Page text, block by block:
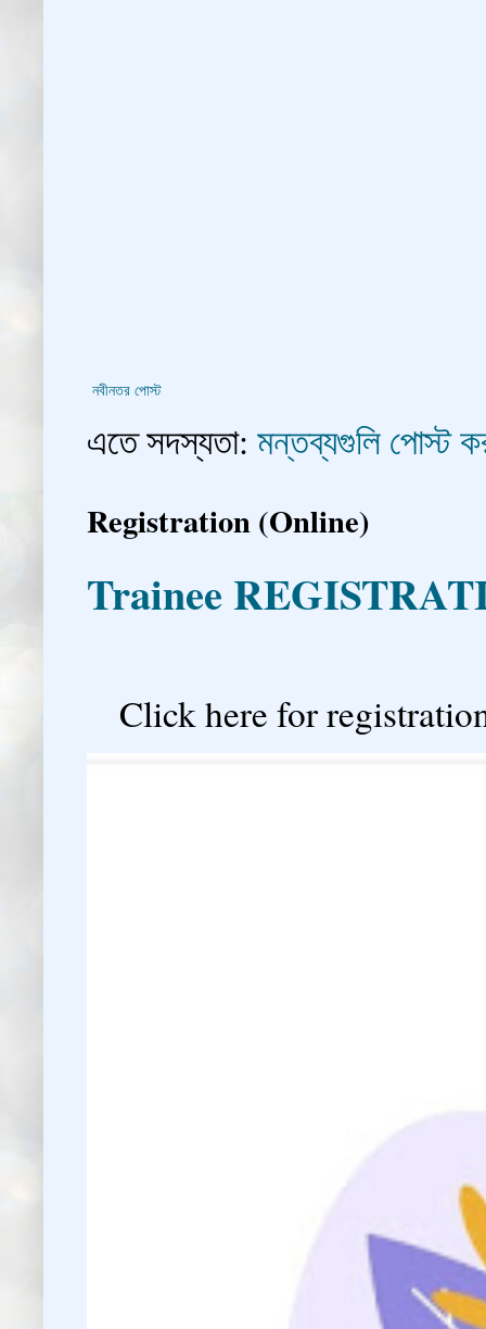
নবীনতর পোস্ট
এতে সদস্যতা: মন্তব্যগুলি পোস্ট
Registration (Online)
Trainee
Click here for